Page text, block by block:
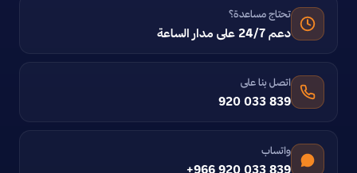
تحتاج مساعدة؟
دعم 24/7 على مدار الساعة
اتصل بنا على
920 033 839
واتساب
+966 920 033 839